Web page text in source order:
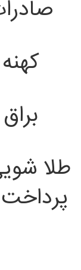
طلا